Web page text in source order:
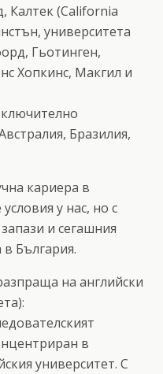
Калтек (California
университета
Гьотинген,
Хопкинс, Макгил и
Бразилия,
кариера в
у нас, но с
и сегашния
България.
на английски
в
университет. С